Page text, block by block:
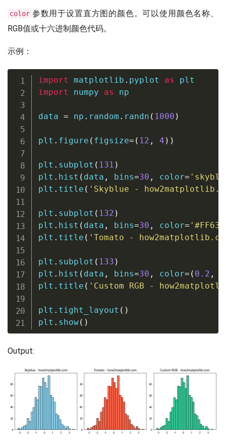
color 参数用于设置直方图的颜色。可以使用颜色名称、
RGB值或十六进制颜色代码。
示例：
import matplotlib . pyplot as
import numpy as np
data = np . random . randn ( 1000 )
plt . figure ( figsize= ( 12 , 4 ) )
plt . subplot ( 131 )
plt . hist ( data , bins=30 , color=
plt . title ( 'Skyblue -
plt . subplot ( 132 )
plt . hist ( data , bins=30 , color=
plt . title ( 'Tomato -
plt . subplot ( 133 )
plt . hist ( data , bins=30 , color= ( 0.2 ,
plt . title ( 'Custom RGB -
plt . tight_layout ( )
plt . show( )
Output: